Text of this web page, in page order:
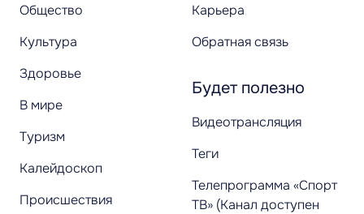
Общество
Культура
Здоровье
В мире
Туризм
Калейдоскоп
Происшествия
Карьера
Обратная связь
Будет полезно
Видеотрансляция
Теги
Телепрограмма «Спорт
ТВ» (Канал доступен